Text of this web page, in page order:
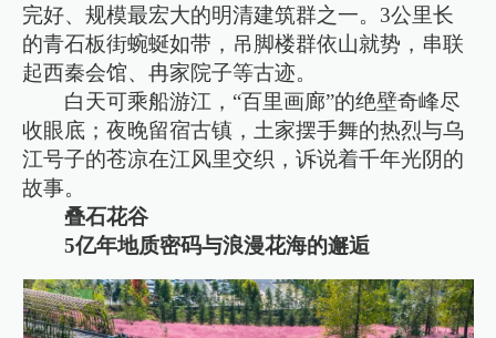
完好、规模最宏大的明清建筑群之一。3公里长
的青石板街蜿蜒如带，吊脚楼群依山就势，串联
起西秦会馆、冉家院子等古迹。
白天可乘船游江，“百里画廊”的绝壁奇峰尽
收眼底；夜晚留宿古镇，土家摆手舞的热烈与乌
江号子的苍凉在江风里交织，诉说着千年光阴的
故事。
叠石花谷
5亿年地质密码与浪漫花海的邂逅